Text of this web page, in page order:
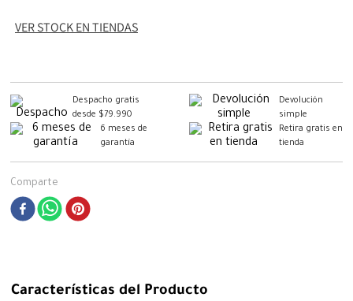
VER STOCK EN TIENDAS
Despacho gratis
desde $79.990
Devolución
simple
6 meses de
garantía
Retira gratis en
tienda
Comparte
Características del Producto